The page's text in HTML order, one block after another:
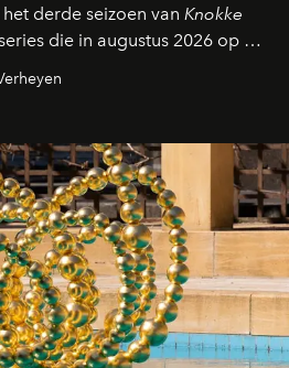
derde seizoen van Knokke
die in augustus 2026 op de